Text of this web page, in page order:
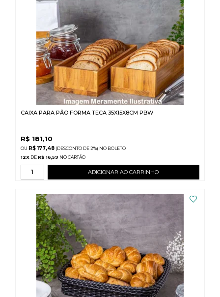
CAIXA PARA PÃO FORMA TECA 35X15X8CM PBW
R$ 181,10
R$ 177,48 (DESCONTO DE 2%) NO BOLETO
12X DE R$ 16,59
ADICIONAR AO CARRINHO